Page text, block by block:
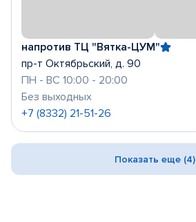
напротив ТЦ "Вятка-ЦУМ"
пр-т Октябрьский, д. 90
ПН - ВС 10:00 - 20:00
Без выходных
+7 (8332) 21-51-26
Показать еще (4)